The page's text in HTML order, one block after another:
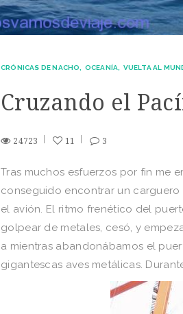
CRÓNICAS DE NACHO OCEANÍA VUELTA AL
Cruzando el
24723 11 3
Tras muchos esfuerzos por fin me
conseguido encontrar un
el avión. El ritmo frenético del
golpear de metales, cesó, y
a mientras abandonábamos el
gigantescas aves metálicas.